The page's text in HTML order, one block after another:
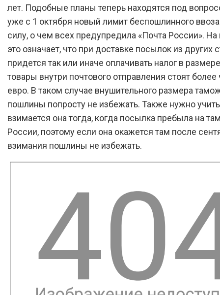
лет. Подобные планы теперь находятся под
уже с 1 октября новый лимит беспошлинного ввоза
силу, о чем всех предупредила «Почта России». На
это означает, что при доставке посылок из других
придется так или иначе оплачивать налог в
товары внутри почтового отправления стоят
евро. В таком случае внушительного размера
пошлины попросту не избежать. Также нужно
взимается она тогда, когда посылка пребыла на
России, поэтому если она окажется там после
взимания пошлины не избежать.